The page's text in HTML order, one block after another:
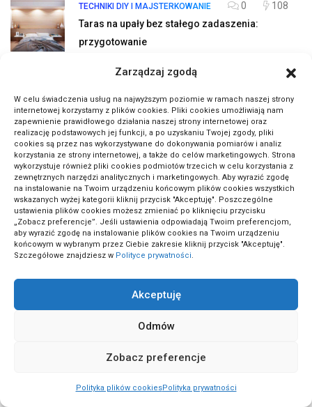
Zarządzaj zgodą
W celu świadczenia usług na najwyższym poziomie w ramach naszej strony
internetowej korzystamy z plików cookies. Pliki cookies umożliwiają nam
zapewnienie prawidłowego działania naszej strony internetowej oraz
realizację podstawowych jej funkcji, a po uzyskaniu Twojej zgody, pliki
cookies są przez nas wykorzystywane do dokonywania pomiarów i analiz
korzystania ze strony internetowej, a także do celów marketingowych. Strona
wykorzystuje również pliki cookies podmiotów trzecich w celu korzystania z
zewnętrznych narzędzi analitycznych i marketingowych. Aby wyrazić zgodę
na instalowanie na Twoim urządzeniu końcowym plików cookies wszystkich
wskazanych wyżej kategorii kliknij przycisk "Akceptuję". Poszczególne
ustawienia plików cookies możesz zmieniać po kliknięciu przycisku
„Zobacz preferencje”. Jeśli ustawienia odpowiadają Twoim preferencjom,
aby wyrazić zgodę na instalowanie plików cookies na Twoim urządzeniu
końcowym w wybranym przez Ciebie zakresie kliknij przycisk "Akceptuję".
Szczegółowe znajdziesz w Polityce prywatności.
Akceptuję
Odmów
Zobacz preferencje
Polityka plików cookiesPolityka prywatności
TECHNIKI DIY I MAJSTERKOWANIE 0
108
Taras na upały bez stałego zadaszenia:
przygotowanie
OŚWIETLENIE I DESIGN 0
Logo neonowe przed rebrandingiem: co
przygotować
Kategorie
Adopcja (1)